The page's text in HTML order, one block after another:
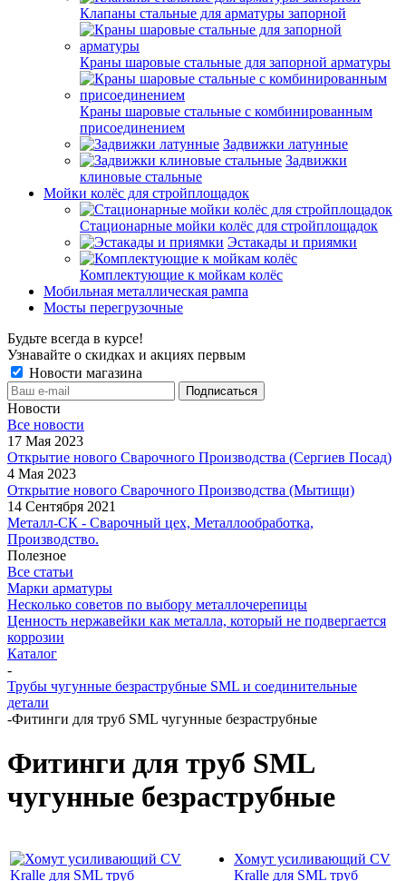
Клапаны стальные для арматуры запорной
Краны шаровые стальные для запорной арматуры
Краны шаровые стальные с комбинированным
присоединением
Задвижки латунные
Задвижки
клиновые стальные
Мойки колёс для стройплощадок
Стационарные мойки колёс для стройплощадок
Эстакады и приямки
Комплектующие к мойкам колёс
Мобильная металлическая рампа
Мосты перегрузочные
Будьте всегда в курсе!
Узнавайте о скидках и акциях первым
Новости магазина
Новости
Все новости
17 Мая 2023
Открытие нового Сварочного Производства (Сергиев Посад)
4 Мая 2023
Открытие нового Сварочного Производства (Мытищи)
14 Сентября 2021
Металл-СК - Сварочный цех, Металлообработка,
Производство.
Полезное
Все статьи
Марки арматуры
Несколько советов по выбору металлочерепицы
Ценность нержавейки как металла, который не подвергается
коррозии
Каталог
-
Трубы чугунные безраструбные SML и соединительные
детали
-Фитинги для труб SML чугунные безраструбные
Фитинги для труб SML
чугунные безраструбные
Хомут усиливающий CV
Kralle для SML труб